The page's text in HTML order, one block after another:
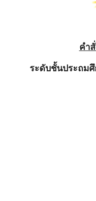
คำ
ระดับชั้นประถม